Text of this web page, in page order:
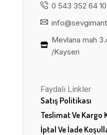
0 543 352 64 10
Mevlana mah
/Kayseri
Faydalı Linkler
Satış Politikası
Teslimat Ve Kargo
İptal Ve İade